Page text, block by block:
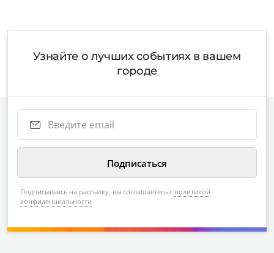
Узнайте о лучших событиях в вашем
городе
Подписываясь на рассылку, вы соглашаетесь с политикой
конфиденциальности